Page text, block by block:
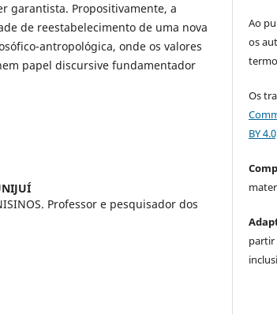
garantista. Propositivamente, a
de reestabelecimento de uma nova
antropológica, onde os valores
papel discursive fundamentador
Professor e pesquisador dos
Ao
os
Os
BY
partir